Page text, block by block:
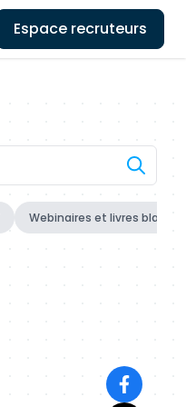
Espace recruteurs
Webinaires et livres blancs